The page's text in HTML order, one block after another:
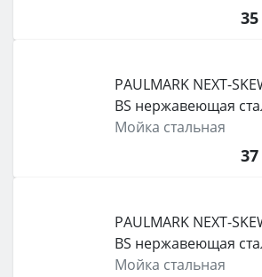
PAULMARK NEXT-
BS нержавеющая
Мойка стальная
PAULMARK NEXT-
BS нержавеющая
Мойка стальная